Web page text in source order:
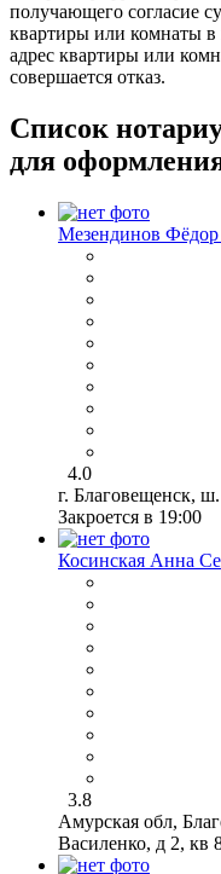
получающего согласие
квартиры или комнаты
адрес квартиры или
совершается отказ.
Список
для
Мезендинов
4.0
г. Благовещенск,
Закроется в 19:00
Косинская Анна
3.8
Амурская обл,
Василенко, д 2, кв